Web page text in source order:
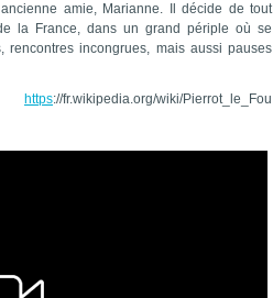
amie, Marianne. Il décide de tout
la France, dans un grand périple où se
rencontres incongrues, mais aussi pauses
https://fr.wikipedia.org/wiki/Pierrot_le_Fou